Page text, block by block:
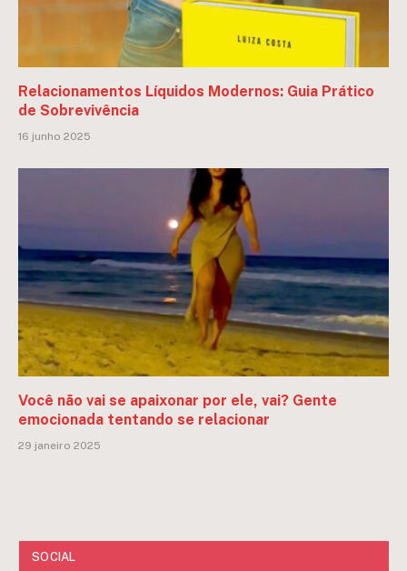
Relacionamentos Líquidos Modernos: Guia Prático
de Sobrevivência
16 junho 2025
Você não vai se apaixonar por ele, vai? Gente
emocionada tentando se relacionar
29 janeiro 2025
SOCIAL